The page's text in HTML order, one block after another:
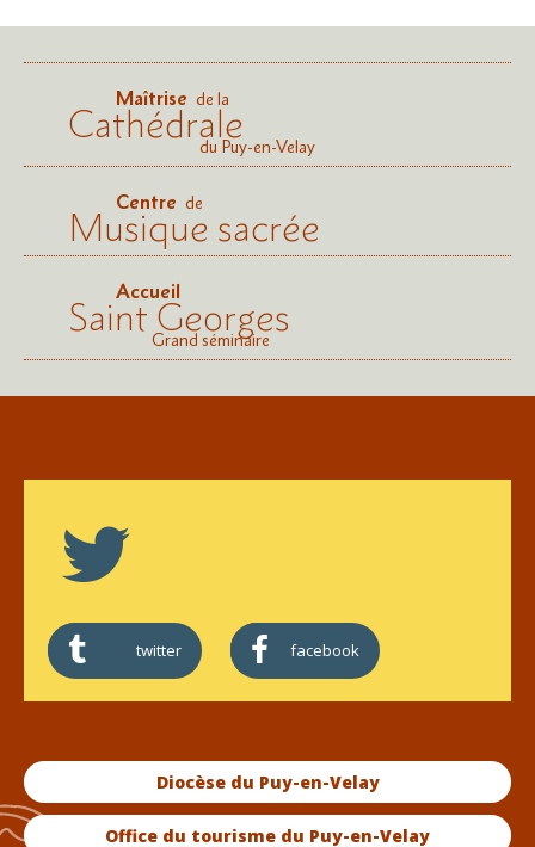
Maîtrise de la
Cathédraledu Puy-en-Velay
Centre de
Musique sacrée
Accueil
Saint Georges
Grand séminaire
twitter facebook
Diocèse du Puy-en-Velay
Office du tourisme du Puy-en-Velay